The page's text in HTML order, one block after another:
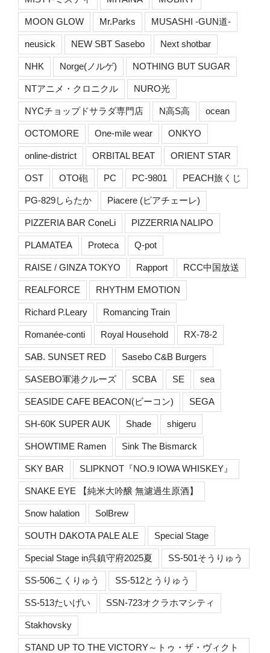
MOON GLOW Mr.Parks MUSASHI -GUN道-
neusick NEW SBT Sasebo Next shotbar
NHK Norge(ノルゲ) NOTHING BUT SUGAR
NTアニメ・クロニクル NURO光
NYCチョップドサラダ専門店 N高S高 ocean
OCTOMORE One-mile wear ONKYO
online-district ORBITAL BEAT ORIENT STAR
OST OTO砲 PC PC-9801 PEACH旅くじ
PG-829しらたか Piacere (ピアチェーレ)
PIZZERIA BAR ConeLi PIZZERRIA NALIPO
PLAMATEA Proteca Q-pot
RAISE / GINZA TOKYO Rapport RCC中国放送
REALFORCE RHYTHM EMOTION
Richard P.Leary Romancing Train
Romanée-conti Royal Household RX-78-2
SAB. SUNSET RED Sasebo C&B Burgers
SASEBO軍港クルーズ SCBA SE sea
SEASIDE CAFE BEACON(ビーコン) SEGA
SH-60K SUPER AUK Shade shigeru
SHOWTIME Ramen Sink The Bismarck
SKY BAR SLIPKNOT『NO.9 IOWA WHISKEY』
SNAKE EYE 【純米大吟醸 無濾過生原酒】
Snow halation SolBrew
SOUTH DAKOTA PALE ALE Special Stage
Special Stage in呉鎮守府2025夏 SS-501そうりゅう
SS-506こくりゅう SS-512とうりゅう
SS-513たいげい SSN-723オクラホマシティ
Stakhovsky
STAND UP TO THE VICTORY～トゥ・ザ・ヴィクト